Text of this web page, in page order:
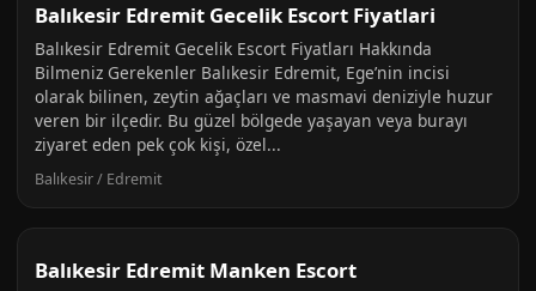
Balıkesir Edremit Gecelik Escort Fiyatlari
Balıkesir Edremit Gecelik Escort Fiyatları Hakkında
Bilmeniz Gerekenler Balıkesir Edremit, Ege’nin incisi
olarak bilinen, zeytin ağaçları ve masmavi deniziyle huzur
veren bir ilçedir. Bu güzel bölgede yaşayan veya burayı
ziyaret eden pek çok kişi, özel...
Balıkesir / Edremit
Balıkesir Edremit Manken Escort